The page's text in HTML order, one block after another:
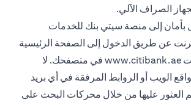
الصراف الآلي.
بأمان إلى منصة سيتي بنك للخدمات
عن طريق الدخول إلى الصفحة الرئيسية
www.citibank.ae في متصفحك. لا
الويب أو الروابط المرفقة في أي بريد
العثور عليها من خلال محركات البحث على